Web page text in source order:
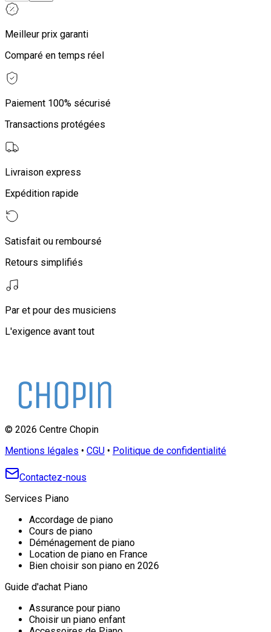
Meilleur prix garanti
Comparé en temps réel
Paiement 100% sécurisé
Transactions protégées
Livraison express
Expédition rapide
Satisfait ou remboursé
Retours simplifiés
Par et pour des musiciens
L'exigence avant tout
© 2026 Centre Chopin
Mentions légales • CGU • Politique de confidentialité
Contactez-nous
Services Piano
Accordage de piano
Cours de piano
Déménagement de piano
Location de piano en France
Bien choisir son piano en 2026
Guide d'achat Piano
Assurance pour piano
Choisir un piano enfant